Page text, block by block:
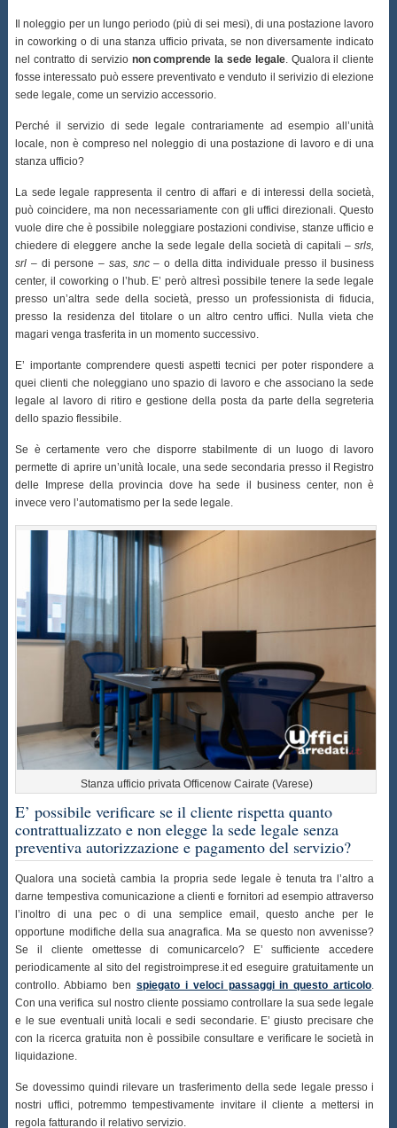
Il noleggio per un lungo periodo (più di sei mesi), di una postazione lavoro
in coworking o di una stanza ufficio privata, se non diversamente indicato
nel contratto di servizio non comprende la sede legale. Qualora il cliente
fosse interessato può essere preventivato e venduto il serivizio di elezione
sede legale, come un servizio accessorio.
Perché il servizio di sede legale contrariamente ad esempio all’unità
locale, non è compreso nel noleggio di una postazione di lavoro e di una
stanza ufficio?
La sede legale rappresenta il centro di affari e di interessi della società,
può coincidere, ma non necessariamente con gli uffici direzionali. Questo
vuole dire che è possibile noleggiare postazioni condivise, stanze ufficio e
chiedere di eleggere anche la sede legale della società di capitali – srls,
srl – di persone – sas, snc– o della ditta individuale presso il business
center, il coworking o l’hub. E’ però altresì possibile tenere la sede legale
presso un’altra sede della società, presso un professionista di fiducia,
presso la residenza del titolare o un altro centro uffici. Nulla vieta che
magari venga trasferita in un momento successivo.
E’ importante comprendere questi aspetti tecnici per poter rispondere a
quei clienti che noleggiano uno spazio di lavoro e che associano la sede
legale al lavoro di ritiro e gestione della posta da parte della segreteria
dello spazio flessibile.
Se è certamente vero che disporre stabilmente di un luogo di lavoro
permette di aprire un’unità locale, una sede secondaria presso il Registro
delle Imprese della provincia dove ha sede il business center, non è
invece vero l’automatismo per la sede legale.
Stanza ufficio privata Officenow Cairate (Varese)
E’ possibile verificare se il cliente rispetta quanto
contrattualizzato e non elegge la sede legale senza
preventiva autorizzazione e pagamento del servizio?
Qualora una società cambia la propria sede legale è tenuta tra l’altro a
darne tempestiva comunicazione a clienti e fornitori ad esempio attraverso
l’inoltro di una pec o di una semplice email, questo anche per le
opportune modifiche della sua anagrafica. Ma se questo non avvenisse?
Se il cliente omettesse di comunicarcelo? E’ sufficiente accedere
periodicamente al sito del registroimprese.it ed eseguire gratuitamente un
controllo. Abbiamo ben spiegato i veloci passaggi in questo articolo.
Con una verifica sul nostro cliente possiamo controllare la sua sede legale
e le sue eventuali unità locali e sedi secondarie. E’ giusto precisare che
con la ricerca gratuita non è possibile consultare e verificare le società in
liquidazione.
Se dovessimo quindi rilevare un trasferimento della sede legale presso i
nostri uffici, potremmo tempestivamente invitare il cliente a mettersi in
regola fatturando il relativo servizio.